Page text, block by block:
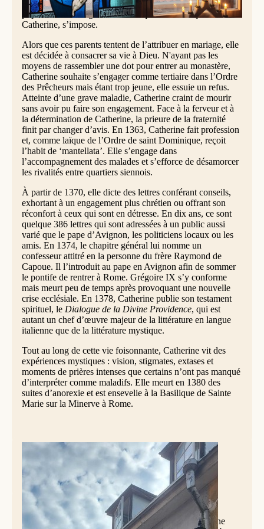
s’abat sur la ville en 1348, décimant un tiers de sa
population. La fragilité de la vie qui a tant marqué la vie de
Catherine, s’impose.
Alors que ces parents tentent de l’attribuer en mariage, elle
est décidée à consacrer sa vie à Dieu. N'ayant pas les
moyens de rassembler une dot pour entrer au monastère,
Catherine souhaite s’engager comme tertiaire dans l’Ordre
des Prêcheurs mais étant trop jeune, elle essuie un refus.
Atteinte d’une grave maladie, Catherine craint de mourir
sans avoir pu faire son engagement. Face à la ferveur et à
la détermination de Catherine, la prieure de la fraternité
finit par changer d’avis. En 1363, Catherine fait profession
et, comme laïque de l’Ordre de saint Dominique, reçoit
l’habit de ‘mantellata’. Elle s’engage dans
l’accompagnement des malades et s’efforce de désamorcer
les rivalités entre quartiers siennois.
À partir de 1370, elle dicte des lettres conférant conseils,
exhortant à un engagement plus chrétien ou offrant son
réconfort à ceux qui sont en détresse. En dix ans, ce sont
quelque 386 lettres qui sont adressées à un public aussi
varié que le pape d’Avignon, les politiciens locaux ou les
amis. En 1374, le chapitre général lui nomme un
confesseur attitré en la personne du frère Raymond de
Capoue. Il l’introduit au pape en Avignon afin de sommer
le pontife de rentrer à Rome. Grégoire IX s’y conforme
mais meurt peu de temps après provoquant une nouvelle
crise ecclésiale. En 1378, Catherine publie son testament
spirituel, le Dialogue de la Divine Providence, qui est
autant un chef d’œuvre majeur de la littérature en langue
italienne que de la littérature mystique.
Tout au long de cette vie foisonnante, Catherine vit des
expériences mystiques : vision, stigmates, extases et
moments de prières intenses que certains n’ont pas manqué
d’interpréter comme maladifs. Elle meurt en 1380 des
suites d’anorexie et est ensevelie à la Basilique de Sainte
Marie sur la Minerve à Rome.
Tallinn, couvent Sainte-Catherine de Sienne
Grâce à ses écrits, le culte de Catherine se répand
rapidement. Canonisée en 1461, la mystique de Sienne